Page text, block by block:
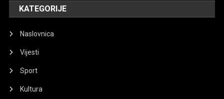
KATEGORIJE
Naslovnica
Vijesti
Sport
Kultura